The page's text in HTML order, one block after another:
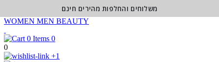
WOMEN MEN BEAUTY
0
0
+1
משלוחים והחלפות מהירים חינם